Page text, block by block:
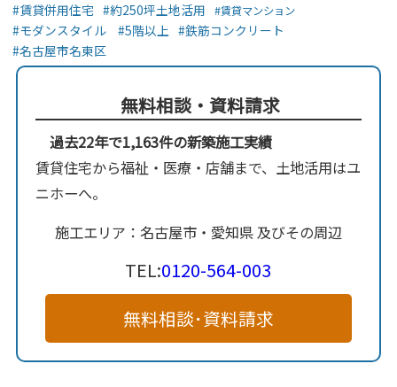
賃貸併用住宅 約250坪土地活用 賃貸マンション
モダンスタイル 5階以上
鉄筋コンクリート
名古屋市名東区
無料相談・資料請求
過去22年で1,163件の新築施工実績
賃貸住宅から福祉・医療・店舗まで、土地活用はユ
ニホーへ。
施工エリア：名古屋市・愛知県 及びその周辺
TEL:0120-564-003
無料相談･資料請求